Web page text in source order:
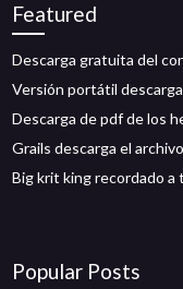
Featured
Descarga gratuita del
Versión portátil
Descarga de pdf de los
Grails descarga el
Big krit king recordado a
Popular Posts